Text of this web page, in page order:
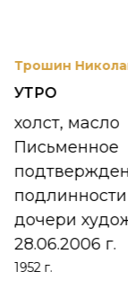
Трошин
УТРО
холст, масло
Письменное
дочери
28.06.2006 г.
1952 г.